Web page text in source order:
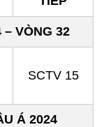
VÒNG 32
SCTV 15
Á 2024